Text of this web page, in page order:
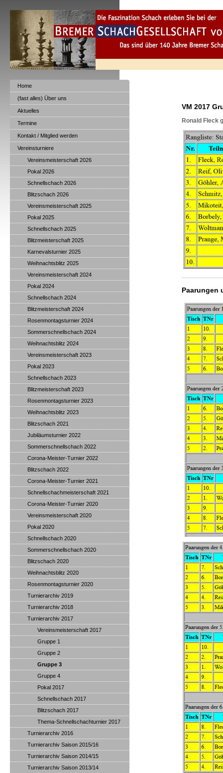
VM 2017
Ronald Fleck
Paarungen
Home
(fast alles) Über uns
Aktuelles
Termine
Kontakt / Mitglied werden
Vereinsturniere
Vereinsmeisterschaft 2026
Pokal 2026
Schnellschach 2026
Blitzschach 2026
Vereinsmeisterschaft 2025
Pokal 2025
Schnellschach 2025
Blitzmeisterschaft 2025
Karnevalsturnier 2025
Weihnachtsblitz 2025
Vereinsmeisterschaft 2024
Pokal 2024
Schnellschach 2024
Blitzmeisterschaft 2024
Rosenmontagsturnier 2024
Sommerschnellschach 2024
Weihnachtsblitz 2024
Vereinsmeisterschaft 2023
Pokal 2023
Schnellschach 2023
Blitzmeisterschaft 2023
Rosenmontagsturnier 2023
Weihnachtsblitz 2023
Blitzschach 2021
Jubiläumsturnier 2022
Sommerschnellschach 2022
Corona-Meister-Turnier 2022
Blitzschach 2022
Corona-Meister-Turnier 2021
Schnellschachmeisterschaft 2021
Corona-Meister-Turnier 2020
Vereinsmeisterschaft 2020
Pokal 2020
Schnellschach 2020
Sommerschnellschach 2020
Blitzschach 2020
Weihnachtsblitz 2020
Rosenmontagsturnier 2020
Turnierarchiv 2019
Turnierarchiv 2018
Turnierarchiv 2017
Vereinsmeisterschaft 2017
Gruppe 1
Gruppe 2
Gruppe 3
Gruppe 4
Pokal 2017
Schnellschach 2017
Blitzschach 2017
Thema-Schnellschachturnier 2017
Turnierarchiv 2016
Turnierarchiv Saison 2015/16
Turnierarchiv Saison 2014/15
Turnierarchiv Saison 2013/14